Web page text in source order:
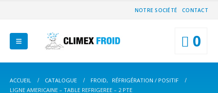
NOTRE SOCIÉTÉ CONTACT
0
ACCUEIL CATALOGUE FROID,
RÉFRIGÉRATION / POSITIF
LIGNE AMERICAINE – TABLE REFRIGEREE – 2 PTE